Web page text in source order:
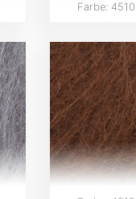
Farbe: 4510